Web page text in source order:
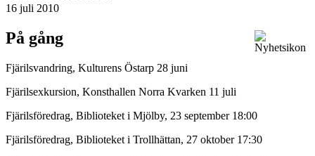
16 juli 2010
På gång
Fjärilsvandring, Kulturens Östarp 28 juni
Fjärilsexkursion, Konsthallen Norra Kvarken 11 juli
Fjärilsföredrag, Biblioteket i Mjölby, 23 september 18:00
Fjärilsföredrag, Biblioteket i Trollhättan, 27 oktober 17:30